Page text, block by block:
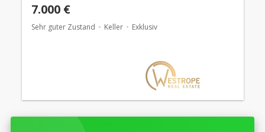
7.000 €
Sehr guter Zustand Keller Exklusiv